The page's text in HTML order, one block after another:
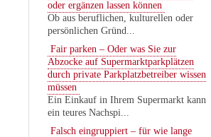
oder ergänzen lassen können
Ob aus beruflichen, kulturellen oder
persönlichen Gründ...
Fair parken – Oder was Sie zur
Abzocke auf Supermarktparkplätzen
durch private Parkplatzbetreiber wissen
müssen
Ein Einkauf in Ihrem Supermarkt kann
ein teures Nachspi...
Falsch eingruppiert – für wie lange